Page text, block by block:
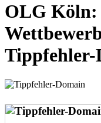
OLG Köln:
Tippfehler-